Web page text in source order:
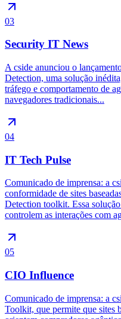
03
Security IT News
A cside anunciou o
Detection, uma solução
tráfego e comportamento de
navegadores tradicionais...
04
IT Tech Pulse
Comunicado de imprensa: a
conformidade de sites
Detection toolkit. Essa
controlem as interações com
05
CIO Influence
Comunicado de imprensa: a
Toolkit, que permite que sites